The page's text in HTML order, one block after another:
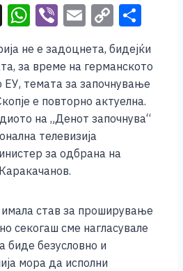
X W
at
s
A
p
p
Vi
er
E
ai
l
C
o
p
y
Li
n
k
h
ar
e
не e задоцнета, бидејќи
за време на германското
ЕУ, темата за започнување
е повторно актуелна.
на „Денот започнува“
телевизија
за одбрана на
имала став за проширување
секогаш сме нагласувале
безусловно и
мора да исполни